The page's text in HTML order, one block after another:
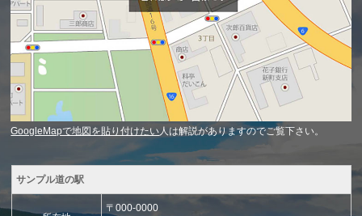
GoogleMapで地図を貼り付けたい 人は解説がありますのでご覧下さい。
サンプル道の駅
〒000-0000